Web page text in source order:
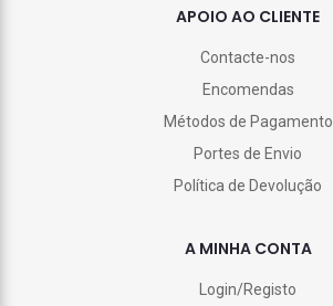
APOIO AO CLIENTE
Contacte-nos
Encomendas
Métodos de Pagamento
Portes de Envio
Política de Devolução
A MINHA CONTA
Login/Registo